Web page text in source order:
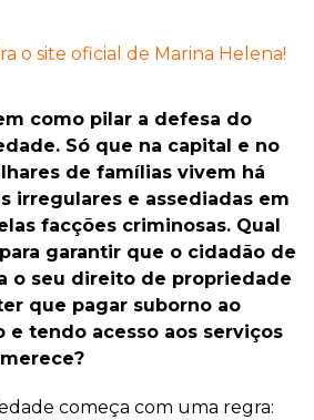
o site oficial de Marina Helena!
como pilar a defesa do
Só que na capital e no
de famílias vivem há
irregulares e assediadas em
facções criminosas. Qual
garantir que o cidadão de
o seu direito de propriedade
que pagar suborno ao
e tendo acesso aos serviços
começa com uma regra: